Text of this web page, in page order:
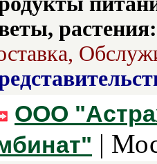
растения:
ООО
|